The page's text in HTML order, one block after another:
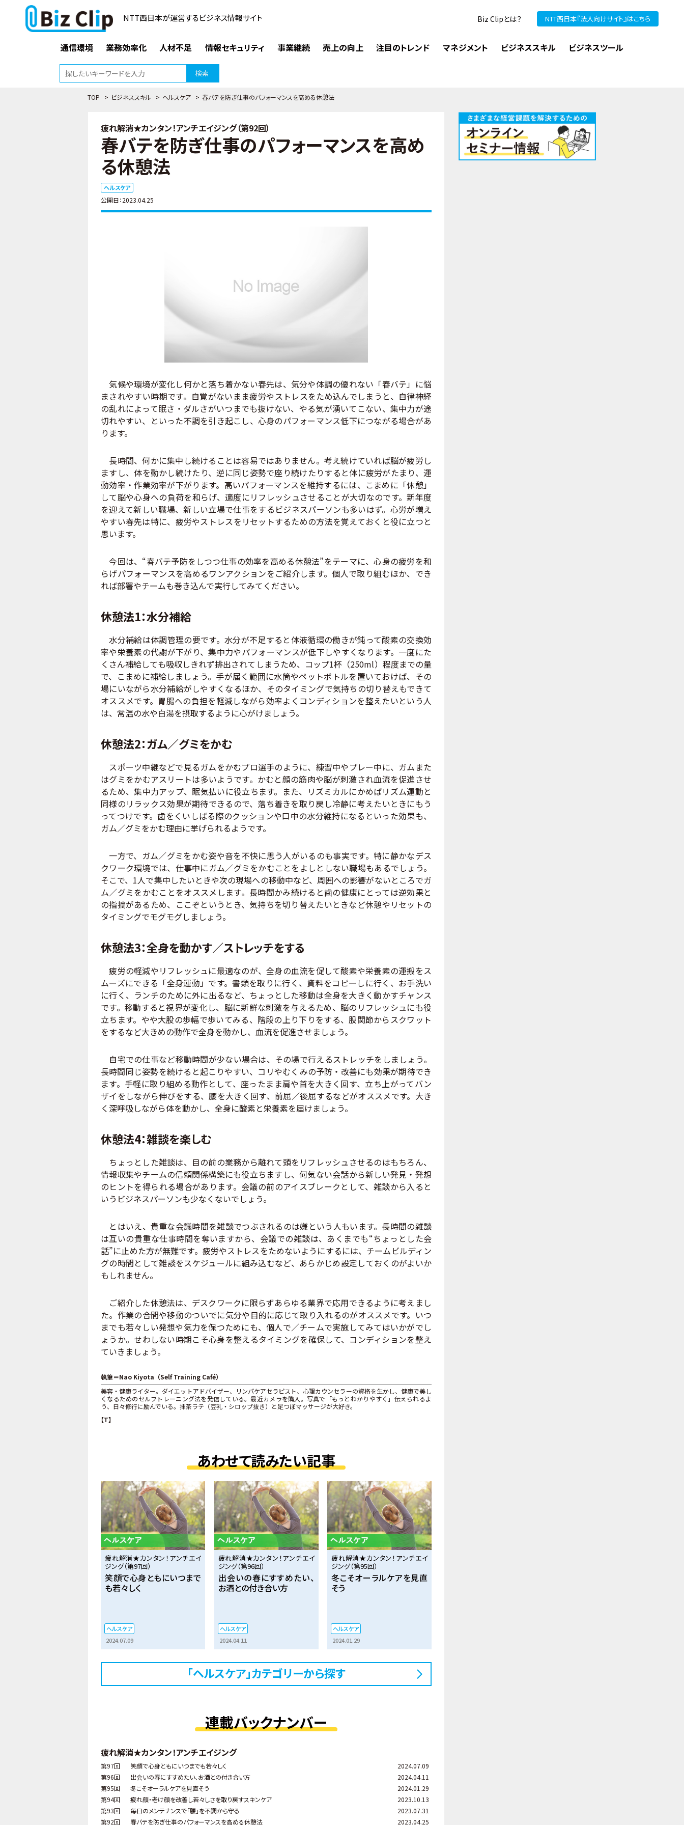
NTT西日本が運営するビジネス情報サイト Biz Clipとは？ NTT西日本『法人向けサイト』はこちら
通信環境 業務効率化 人材不足 情報セキュリティ 事業継続 売上の向上 注目のトレンド マネジメント ビジネススキル ビジネスツール
検索
TOP > ビジネススキル > ヘルスケア > 春バテを防ぎ仕事のパフォーマンスを高める休憩法
疲れ解消★カンタン！アンチエイジング（第92回）
春バテを防ぎ仕事のパフォーマンスを高め
る休憩法
ヘルスケア
公開日：2023.04.25
気候や環境が変化し何かと落ち着かない春先は、気分や体調の優れない「春バテ」に悩
まされやすい時期です。自覚がないまま疲労やストレスをため込んでしまうと、自律神経
の乱れによって眠さ・ダルさがいつまでも抜けない、やる気が湧いてこない、集中力が途
切れやすい、といった不調を引き起こし、心身のパフォーマンス低下につながる場合があ
ります。
長時間、何かに集中し続けることは容易ではありません。考え続けていれば脳が疲労し
ますし、体を動かし続けたり、逆に同じ姿勢で座り続けたりすると体に疲労がたまり、運
動効率・作業効率が下がります。高いパフォーマンスを維持するには、こまめに「休憩」
して脳や心身への負荷を和らげ、適度にリフレッシュさせることが大切なのです。新年度
を迎えて新しい職場、新しい立場で仕事をするビジネスパーソンも多いはず。心労が増え
やすい春先は特に、疲労やストレスをリセットするための方法を覚えておくと役に立つと
思います。
今回は、“春バテ予防をしつつ仕事の効率を高める休憩法”をテーマに、心身の疲労を和
らげパフォーマンスを高めるワンアクションをご紹介します。個人で取り組むほか、でき
れば部署やチームも巻き込んで実行してみてください。
休憩法1：水分補給
水分補給は体調管理の要です。水分が不足すると体液循環の働きが鈍って酸素の交換効
率や栄養素の代謝が下がり、集中力やパフォーマンスが低下しやすくなります。一度にた
くさん補給しても吸収しきれず排出されてしまうため、コップ1杯（250ml）程度までの量
で、こまめに補給しましょう。手が届く範囲に水筒やペットボトルを置いておけば、その
場にいながら水分補給がしやすくなるほか、そのタイミングで気持ちの切り替えもできて
オススメです。胃腸への負担を軽減しながら効率よくコンディションを整えたいという人
は、常温の水や白湯を摂取するように心がけましょう。
休憩法2：ガム／グミをかむ
スポーツ中継などで見るガムをかむプロ選手のように、練習中やプレー中に、ガムまた
はグミをかむアスリートは多いようです。かむと顔の筋肉や脳が刺激され血流を促進させ
るため、集中力アップ、眠気払いに役立ちます。また、リズミカルにかめばリズム運動と
同様のリラックス効果が期待できるので、落ち着きを取り戻し冷静に考えたいときにもう
ってつけです。歯をくいしばる際のクッションや口中の水分維持になるといった効果も、
ガム／グミをかむ理由に挙げられるようです。
一方で、ガム／グミをかむ姿や音を不快に思う人がいるのも事実です。特に静かなデス
クワーク環境では、仕事中にガム／グミをかむことをよしとしない職場もあるでしょう。
そこで、1人で集中したいときや次の現場への移動中など、周囲への影響がないところでガ
ム／グミをかむことをオススメします。長時間かみ続けると歯の健康にとっては逆効果と
の指摘があるため、ここぞというとき、気持ちを切り替えたいときなど休憩やリセットの
タイミングでモグモグしましょう。
休憩法3：全身を動かす／ストレッチをする
疲労の軽減やリフレッシュに最適なのが、全身の血流を促して酸素や栄養素の運搬をス
ムーズにできる「全身運動」です。書類を取りに行く、資料をコピーしに行く、お手洗い
に行く、ランチのために外に出るなど、ちょっとした移動は全身を大きく動かすチャンス
です。移動すると視界が変化し、脳に新鮮な刺激を与えるため、脳のリフレッシュにも役
立ちます。やや大股の歩幅で歩いてみる、階段の上り下りをする、股関節からスクワット
をするなど大きめの動作で全身を動かし、血流を促進させましょう。
自宅での仕事など移動時間が少ない場合は、その場で行えるストレッチをしましょう。
長時間同じ姿勢を続けると起こりやすい、コリやむくみの予防・改善にも効果が期待でき
ます。手軽に取り組める動作として、座ったまま肩や首を大きく回す、立ち上がってバン
ザイをしながら伸びをする、腰を大きく回す、前屈／後屈するなどがオススメです。大き
く深呼吸しながら体を動かし、全身に酸素と栄養素を届けましょう。
休憩法4：雑談を楽しむ
ちょっとした雑談は、目の前の業務から離れて頭をリフレッシュさせるのはもちろん、
情報収集やチームの信頼関係構築にも役立ちますし、何気ない会話から新しい発見・発想
のヒントを得られる場合があります。会議の前のアイスブレークとして、雑談から入ると
いうビジネスパーソンも少なくないでしょう。
とはいえ、貴重な会議時間を雑談でつぶされるのは嫌という人もいます。長時間の雑談
は互いの貴重な仕事時間を奪いますから、会議での雑談は、あくまでも“ちょっとした会
話”に止めた方が無難です。疲労やストレスをためないようにするには、チームビルディン
グの時間として雑談をスケジュールに組み込むなど、あらかじめ設定しておくのがよいか
もしれません。
ご紹介した休憩法は、デスクワークに限らずあらゆる業界で応用できるように考えまし
た。作業の合間や移動のついでに気分や目的に応じて取り入れるのがオススメです。いつ
までも若々しい発想や気力を保つためにも、個人で／チームで実施してみてはいかがでし
ょうか。せわしない時期こそ心身を整えるタイミングを確保して、コンディションを整え
ていきましょう。
執筆＝Nao Kiyota（Self Training Café）
美容・健康ライター。ダイエットアドバイザー、リンパケアセラピスト、心理カウンセラーの資格を生かし、健康で美し
くなるためのセルフトレーニング法を発信している。最近カメラを購入。写真で「もっとわかりやすく」伝えられるよ
う、日々修行に励んでいる。抹茶ラテ（豆乳・シロップ抜き）と足つぼマッサージが大好き。
【T】
あわせて読みたい記事
疲れ解消★カンタン！アンチエイ
ジング（第97回）
笑顔で心身ともにいつまで
も若々しく
ヘルスケア
2024.07.09
疲れ解消★カンタン！アンチエイ
ジング（第96回）
出会いの春にすすめたい、
お酒との付き合い方
ヘルスケア
2024.04.11
疲れ解消★カンタン！アンチエイ
ジング（第95回）
冬こそオーラルケアを見直
そう
ヘルスケア
2024.01.29
「ヘルスケア」カテゴリーから探す
連載バックナンバー
疲れ解消★カンタン！アンチエイジング
第97回 笑顔で心身ともにいつまでも若々しく
2024.07.09
第96回
出会いの春にすすめたい、お酒との付き合い方
2024.04.11
第95回
冬こそオーラルケアを見直そう
2024.01.29
第94回
疲れ顔・老け顔を改善し若々しさを取り戻すスキンケア
2023.10.13
第93回
毎日のメンテナンスで「腰」を不調から守る
2023.07.31
第92回
春バテを防ぎ仕事のパフォーマンスを高める休憩法 2023.04.25